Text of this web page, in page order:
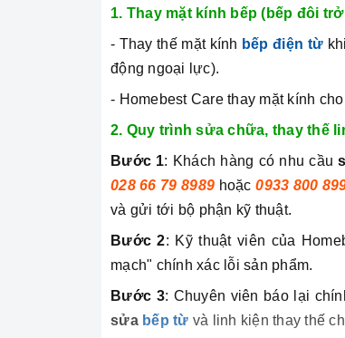
1. Thay mặt kính bếp (bếp đôi
- Thay thế mặt kính bếp điện từ
động ngoại lực).
- Homebest Care thay mặt kính
2. Quy trình sửa chữa, thay thế
Bước 1: Khách hàng có nhu cầu
028 66 79 8989 hoặc0933 800
và gửi tới bộ phận kỹ thuật.
Bước 2: Kỹ thuật viên của
mạch" chính xác lỗi sản phẩm.
Bước 3: Chuyên viên báo lại
sửa bếp từ và linh kiện thay thế